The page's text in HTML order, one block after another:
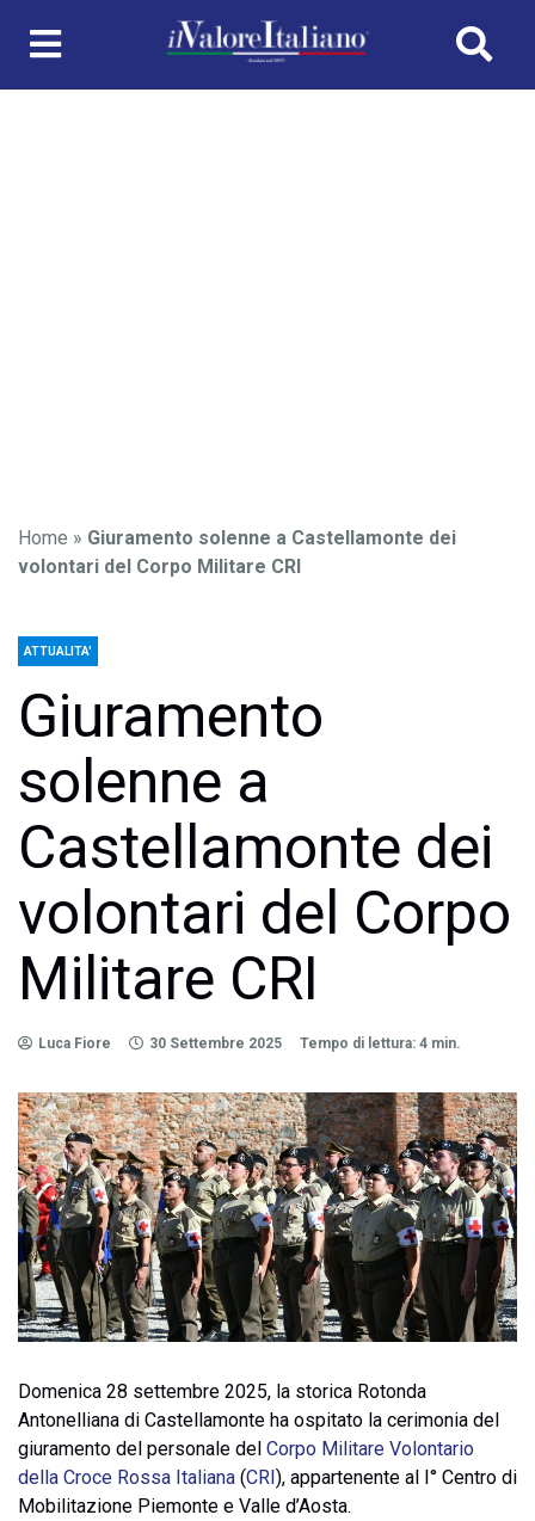
Home » Giuramento solenne a Castellamonte dei
volontari del Corpo Militare CRI
ATTUALITA'
Giuramento
solenne a
Castellamonte dei
volontari del Corpo
Militare CRI
Luca Fiore 30 Settembre 2025 Tempo di lettura: 4 min.
Domenica 28 settembre 2025, la storica Rotonda
Antonelliana di Castellamonte ha ospitato la cerimonia del
giuramento del personale del Corpo Militare Volontario
della Croce Rossa Italiana (CRI), appartenente al I° Centro di
Mobilitazione Piemonte e Valle d’Aosta.